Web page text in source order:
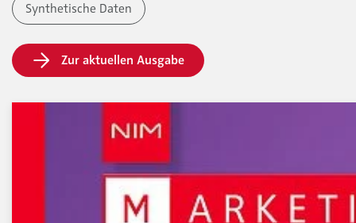
Synthetische Daten
Zur aktuellen Ausgabe